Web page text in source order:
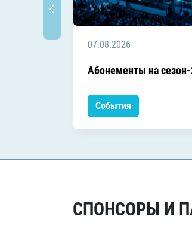
07.08.2026
Абонементы на
События
СПОНСОРЫ И